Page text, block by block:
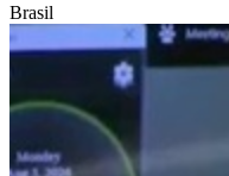
Brasil